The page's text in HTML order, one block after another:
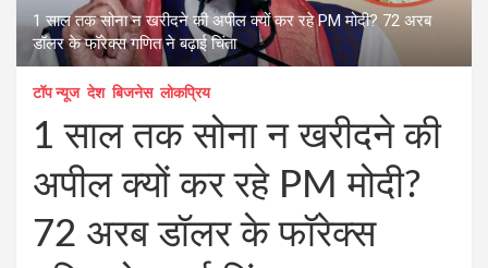
1 साल तक सोना न खरीदने की अपील क्यों कर रहे PM मोदी? 72 अरब
डॉलर के फॉरेक्स गणित ने बढ़ाई चिंता
टॉप न्यूज देश बिजनेस लोकप्रिय
1 साल तक सोना न खरीदने की
अपील क्यों कर रहे PM मोदी?
72 अरब डॉलर के फॉरेक्स